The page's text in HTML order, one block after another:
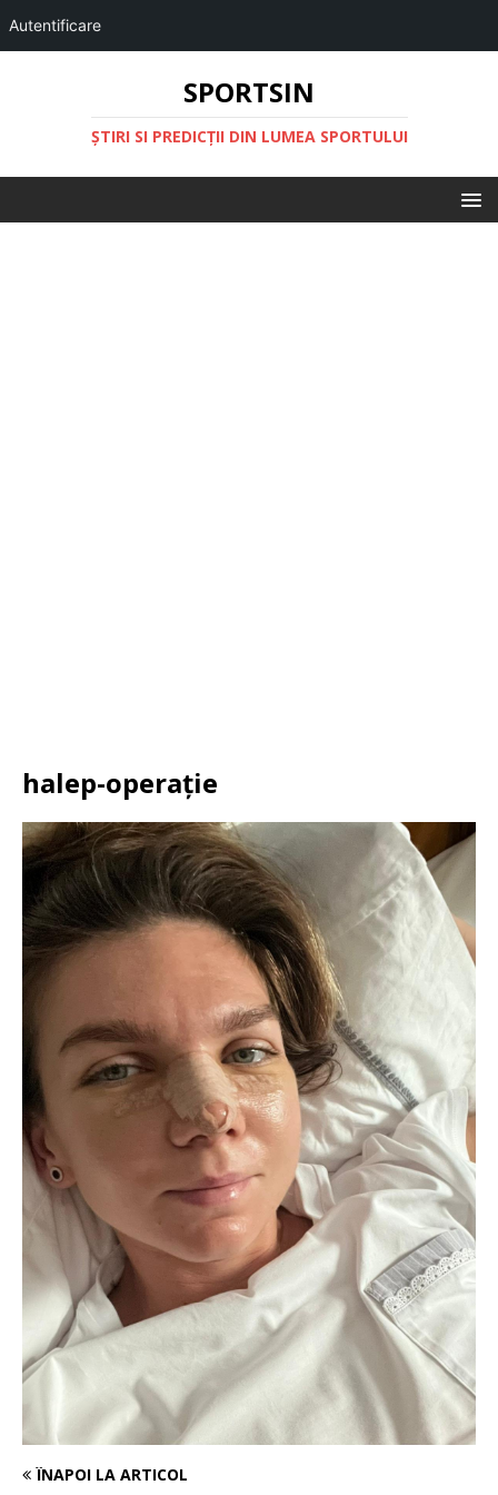
Autentificare
SPORTSIN
ŞTIRI SI PREDICŢII DIN LUMEA SPORTULUI
halep-operație
ÎNAPOI LA ARTICOL